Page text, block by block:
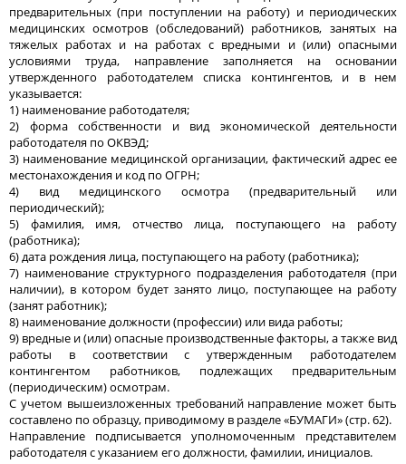
предварительных (при поступлении на работу) и периодических
медицинских осмотров (обследований) работников, занятых на
тяжелых работах и на работах с вредными и (или) опасными
условиями труда, направление заполняется на основании
утвержденного работодателем списка контингентов, и в нем
указывается:
1) наименование работодателя;
2) форма собственности и вид экономической деятельности
работодателя по ОКВЭД;
3) наименование медицинской организации, фактический адрес ее
местонахождения и код по ОГРН;
4) вид медицинского осмотра (предварительный или
периодический);
5) фамилия, имя, отчество лица, поступающего на работу
(работника);
6) дата рождения лица, поступающего на работу (работника);
7) наименование структурного подразделения работодателя (при
наличии), в котором будет занято лицо, поступающее на работу
(занят работник);
8) наименование должности (профессии) или вида работы;
9) вредные и (или) опасные производственные факторы, а также вид
работы в соответствии с утвержденным работодателем
контингентом работников, подлежащих предварительным
(периодическим) осмотрам.
С учетом вышеизложенных требований направление может быть
составлено по образцу, приводимому в разделе «БУМАГИ» (стр. 62).
Направление подписывается уполномоченным представителем
работодателя с указанием его должности, фамилии, инициалов.